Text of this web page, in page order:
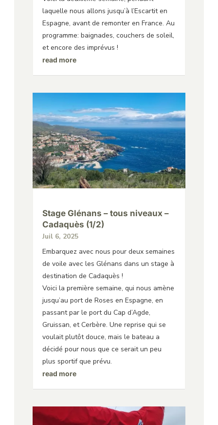
laquelle nous allons jusqu’à l’Escartit en
Espagne, avant de remonter en France. Au
programme: baignades, couchers de soleil,
et encore des imprévus !
read more
Stage Glénans – tous niveaux –
Cadaquès (1/2)
Juil 6, 2025
Embarquez avec nous pour deux semaines
de voile avec les Glénans dans un stage à
destination de Cadaquès !
Voici la première semaine, qui nous amène
jusqu’au port de Roses en Espagne, en
passant par le port du Cap d’Agde,
Gruissan, et Cerbère. Une reprise qui se
voulait plutôt douce, mais le bateau a
décidé pour nous que ce serait un peu
plus sportif que prévu.
read more